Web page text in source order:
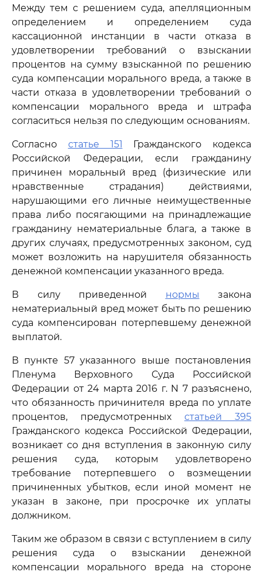
Между тем с решением суда, апелляционным
определением и определением суда
кассационной инстанции в части отказа в
удовлетворении требований о взыскании
процентов на сумму взысканной по решению
суда компенсации морального вреда, а также в
части отказа в удовлетворении требований о
компенсации морального вреда и штрафа
согласиться нельзя по следующим основаниям.
Согласно статье 151 Гражданского кодекса
Российской Федерации, если гражданину
причинен моральный вред (физические или
нравственные страдания) действиями,
нарушающими его личные неимущественные
права либо посягающими на принадлежащие
гражданину нематериальные блага, а также в
других случаях, предусмотренных законом, суд
может возложить на нарушителя обязанность
денежной компенсации указанного вреда.
В силу приведенной нормы закона
нематериальный вред может быть по решению
суда компенсирован потерпевшему денежной
выплатой.
В пункте 57 указанного выше постановления
Пленума Верховного Суда Российской
Федерации от 24 марта 2016 г. N 7 разъяснено,
что обязанность причинителя вреда по уплате
процентов, предусмотренных статьей 395
Гражданского кодекса Российской Федерации,
возникает со дня вступления в законную силу
решения суда, которым удовлетворено
требование потерпевшего о возмещении
причиненных убытков, если иной момент не
указан в законе, при просрочке их уплаты
должником.
Таким же образом в связи с вступлением в силу
решения суда о взыскании денежной
компенсации морального вреда на стороне